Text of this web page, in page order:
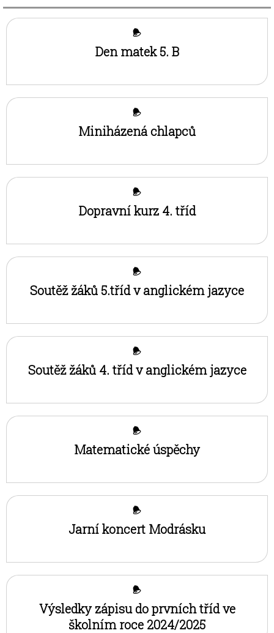
Den matek 5. B
Miniházená chlapců
Dopravní kurz 4. tříd
Soutěž žáků 5.tříd v anglickém jazyce
Soutěž žáků 4. tříd v anglickém jazyce
Matematické úspěchy
Jarní koncert Modrásku
Výsledky zápisu do prvních tříd ve
školním roce 2024/2025